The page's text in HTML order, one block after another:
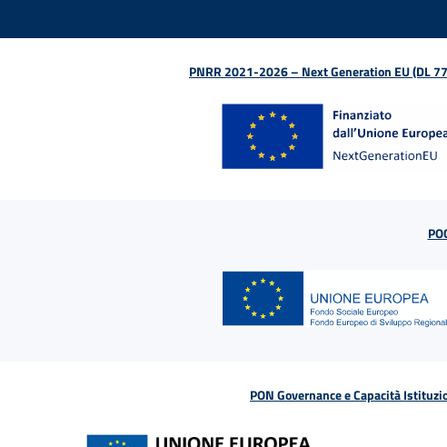
PNRR 2021-2026 – Next Generation EU (DL
PON Governance e Capacità